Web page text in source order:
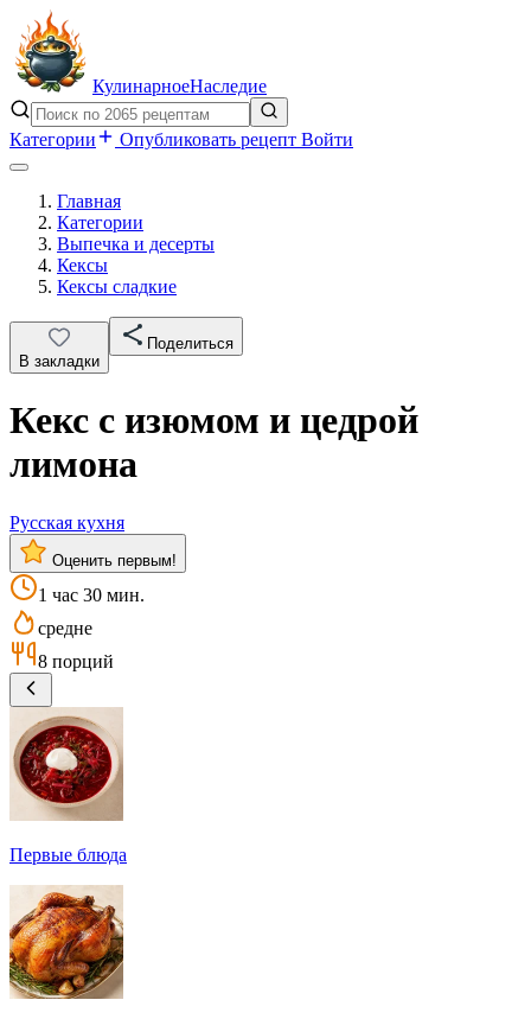
КулинарноеНаследие
Категории Опубликовать рецепт Войти
Главная
Категории
Выпечка и десерты
Кексы
Кексы сладкие
В закладки
Поделиться
Кекс с изюмом и цедрой
лимона
Русская кухня
Оценить первым!
1 час 30 мин.
средне
8 порций
Первые блюда